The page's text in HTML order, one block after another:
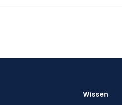
Wissen